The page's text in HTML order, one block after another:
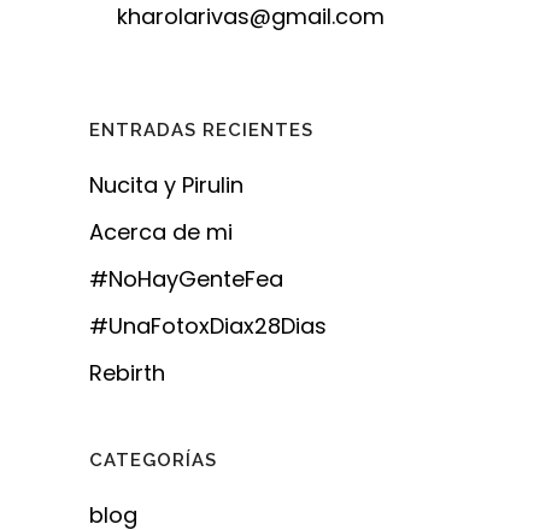
kharolarivas@gmail.com
ENTRADAS RECIENTES
Nucita y Pirulin
Acerca de mi
#NoHayGenteFea
#UnaFotoxDiax28Dias
Rebirth
CATEGORÍAS
blog